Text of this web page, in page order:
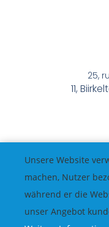
25,
11,
Unsere Website
machen, Nutzer
während er die
unser Angebot